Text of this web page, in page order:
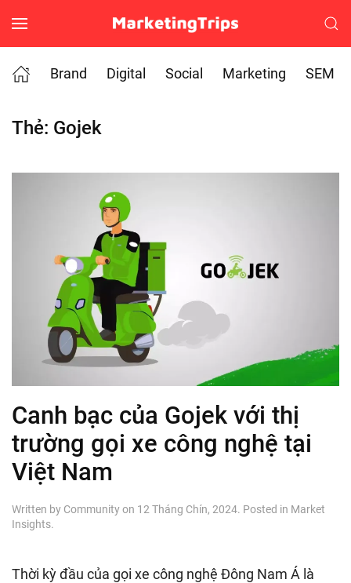
Skip to main content
Brand
Digital Social Marketing SEM
Thẻ: Gojek
Canh bạc của Gojek với thị
trường gọi xe công nghệ tại
Việt Nam
Written by Communityon 12 Tháng Chín, 2024. Posted in Market
Insights.
Thời kỳ đầu của gọi xe công nghệ Đông Nam Á là